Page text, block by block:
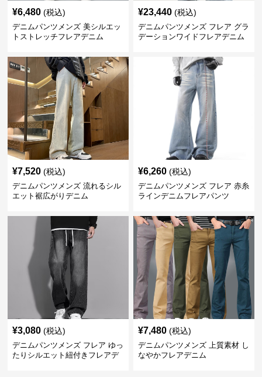
¥6,480 (税込)
デニムパンツメンズ 美シルエッ
トストレッチフレアデニム
¥23,440 (税込)
デニムパンツメンズ フレア グラ
デーションワイドフレアデニム
¥7,520 (税込)
デニムパンツメンズ 流れるシル
エット裾広がりデニム
¥6,260 (税込)
デニムパンツメンズ フレア 赤糸
ラインデニムフレアパンツ
¥3,080 (税込)
デニムパンツメンズ フレア ゆっ
たりシルエット紐付きフレアデ
¥7,480 (税込)
デニムパンツメンズ 上質素材 し
なやかフレアデニム